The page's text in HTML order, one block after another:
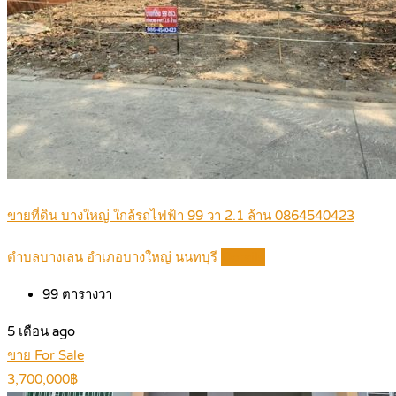
ขายที่ดิน บางใหญ่ ใกล้รถไฟฟ้า 99 วา 2.1 ล้าน 0864540423
ตำบลบางเลน อำเภอบางใหญ่ นนทบุรี
99 ตารางวา
5 เดือน ago
ขาย For Sale
3,700,000฿